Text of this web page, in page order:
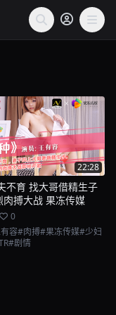
22:28
不育 找大哥借精生子
肉搏大战 果冻传媒
0
容#肉搏#果冻传媒#少妇
#剧情